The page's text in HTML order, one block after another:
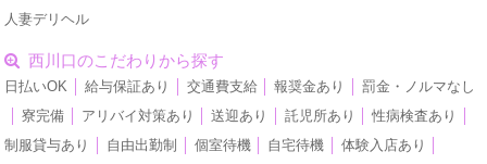
人妻デリヘル
西川口のこだわりから探す
日払いOK 給与保証あり 交通費支給 報奨金あり
罰金・ノルマなし
寮完備 アリバイ対策あり 送迎あり 託児所あり 性病検査あり
制服貸与あり
自由出勤制 個室待機 自宅待機 体験入店あり